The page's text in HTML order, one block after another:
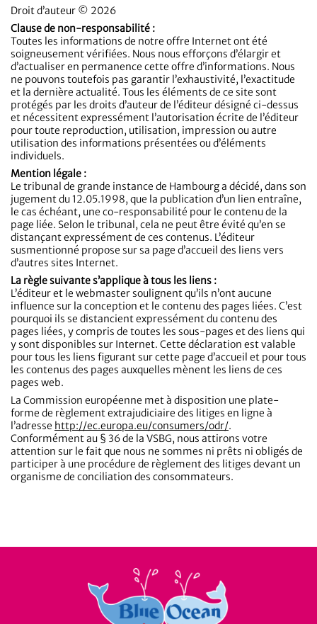
Droit d’auteur © 2026
Clause de non-responsabilité :
Toutes les informations de notre offre Internet ont été
soigneusement vérifiées. Nous nous efforçons d’élargir et
d’actualiser en permanence cette offre d’informations. Nous
ne pouvons toutefois pas garantir l’exhaustivité, l’exactitude
et la dernière actualité. Tous les éléments de ce site sont
protégés par les droits d’auteur de l’éditeur désigné ci-dessus
et nécessitent expressément l’autorisation écrite de l’éditeur
pour toute reproduction, utilisation, impression ou autre
utilisation des informations présentées ou d’éléments
individuels.
Mention légale :
Le tribunal de grande instance de Hambourg a décidé, dans son
jugement du 12.05.1998, que la publication d’un lien entraîne,
le cas échéant, une co-responsabilité pour le contenu de la
page liée. Selon le tribunal, cela ne peut être évité qu’en se
distançant expressément de ces contenus. L’éditeur
susmentionné propose sur sa page d’accueil des liens vers
d’autres sites Internet.
La règle suivante s’applique à tous les liens :
L’éditeur et le webmaster soulignent qu’ils n’ont aucune
influence sur la conception et le contenu des pages liées. C’est
pourquoi ils se distancient expressément du contenu des
pages liées, y compris de toutes les sous-pages et des liens qui
y sont disponibles sur Internet. Cette déclaration est valable
pour tous les liens figurant sur cette page d’accueil et pour tous
les contenus des pages auxquelles mènent les liens de ces
pages web.
La Commission européenne met à disposition une plate-
forme de règlement extrajudiciaire des litiges en ligne à
l’adresse http://ec.europa.eu/consumers/odr/.
Conformément au § 36 de la VSBG, nous attirons votre
attention sur le fait que nous ne sommes ni prêts ni obligés de
participer à une procédure de règlement des litiges devant un
organisme de conciliation des consommateurs.